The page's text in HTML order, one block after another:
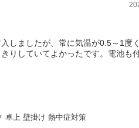
しましたが、常に気温が0.5～1度
りしていてよかったです。電池も
卓上 壁掛け 熱中症対策